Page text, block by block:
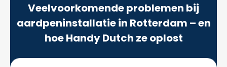
Veelvoorkomende problemen bij
aardpeninstallatie in Rotterdam – en
hoe Handy Dutch ze oplost